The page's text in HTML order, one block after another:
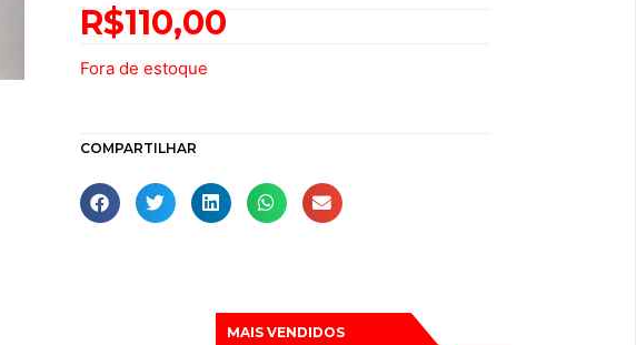
R$110,00
Fora de estoque
COMPARTILHAR
MAIS VENDIDOS